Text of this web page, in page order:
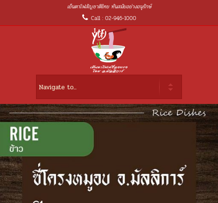
เย็นตาโฟสัญชาติไทย ทันสมัยอย่างอนุรักษ์
Call : 02-946-1000